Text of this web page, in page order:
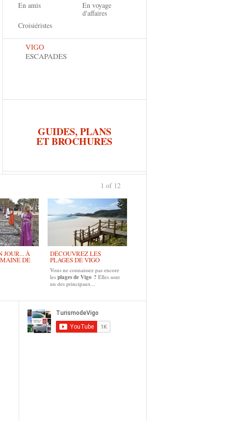
En amis
En voyage
d'affaires
Croisiéristes
VIGO
ESCAPADES
GUIDES, PLANS
ET BROCHURES
JOUR... À
DE
DÉCOUVREZ LES
PLAGES DE VIGO
Vous ne connaissez pas encore
les plages de Vigo ? Elles sont
un des principaux...
1 of 12